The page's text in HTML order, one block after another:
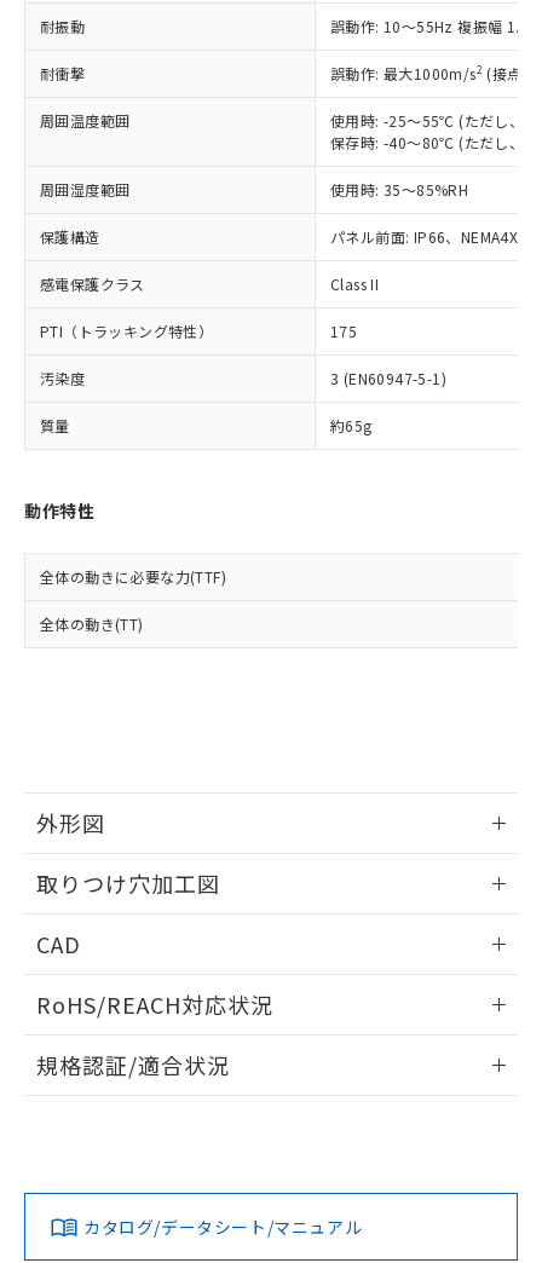
耐振動 誤動作: 10～55Hz 複振幅
耐衝撃 誤動作: 最大1000m/s2 (接点
周囲温度範囲
使用時: -25～55℃ (ただし、氷
保存時: -40～80℃ (ただし、氷
周囲湿度範囲 使用時: 35～85%RH
保護構造 パネル前面: IP66、NEMA4X,
感電保護クラス Class II
PTI（トラッキング特性） 175
汚染度 3 (EN60947-5-1)
質量 約65g
動作特性
全体の動きに必要な力(TTF)
全体の動き(TT)
外形図
取りつけ穴加工図
CAD
ドすることができます。
ログイン/会員登録
ダウンロードデータをご利用いただく前に、以下を必ずお読
みください。
ソフトウェアの使用条件
RoHS/REACH対応状況
EU RoHS 注意事項・凡例
対応済み
規格認証/適合状況
カタログ/データシート/マニュアル
記載している更新日時点での社内デー
タに基づき作成されるものであり、閲
覧された時点での実際の在庫および標
準価格とは異なる場合があることをご
正式な納期状況および標準価格はお客
様のお取引先、またはお客様担当のオ
ムロン制御機器販売店・当社販売員に
オムロン制御機器販売店や当社販売拠
販売ネットワーク
」をご確認
ください。
在庫状況および標準価格結果を当社の
事前の承諾なく第三者に漏洩または開
示しないようお願いします。
マイパーツ機能（部品リスト作成サー
ビス）をご利用いただくには、I-Web
メンバーズにご登録されている必要が
および当社の共同利用者が、当社の製
品・サービスに関するお客様との取
をご了承ください。
※当社の共同利用者とは、"個人情報
鉛(Pb) 1000ppm以下、 水銀(Hg) 1000ppm以下、 カド
六価クロム(Cr(Ⅵ)) 1000ppm以下、ポリ臭化ビフェニル
類(PBB) 1000ppm以下、ポリ臭化ジフェニルエーテル類
(PBDE) 1000ppm以下、フタル酸ビス(2-エチルヘキシ
ル) (DEHP)(別名：DOP) 1000ppm以下、フタル酸ブチ
ルベンジル（BBP） 1000ppm以下、フタル酸ジブチル
（DBP） 1000ppm以下、フタル酸ジイソブチル
(DIBP) 1000ppm以下
但し、RoHS指令で産業用監視および制御機器に対する
適用除外項目は除く。
フタル酸エステル類の４物質については閾値を超える意
図的な使用がないことを確認しています。
※2 対応予定月
部品在庫の切り替え状況などにより、予定
月が前後することがあります。
下記の非含有証明書をダウンロードするこ
とができます。
EU RoHS指令（10物質）の非含有証明書
物質の対応では、対応完了までの期間は出
荷製品に未対応品が混在することから備考
既に当社にて対応品への在庫切替を完了
していることから、特段のことがない限
り、2022年1月12日より割愛しておりま
*中国RoHS10物質の基準値 (GB/T26572)：
Pb(鉛) :1000ppm、 Hg(水銀) : 1000ppm、 Cd(カドミウ
Cr(Ⅵ)(六価クロム) : 1000ppm、 PBBs(ポリ臭化ビフェ
ニル類) : 1000ppm、 PBDEs(ポリ臭化ジフェニルエーテ
ル) : 1000ppm、
DEHP(フタル酸ビス(2-エチルヘキシル)) : 1000ppm
※2 環境保護使用期限
「ｅ」：有害物質（10物質）のすべてが基
準値以下であることを示します。
「10」：通常の使用状況下において有害物
質が外部に漏えいし、環境に深刻な影響を
及ぼさない年数を意味します。
（以下｢規制貨物等」という）を輸出
または国外への提供する場合は、日本
国政府の輸出許可(または役務取引許
可)を取得するなどの必要な手続きを
当社は規制貨物を破棄する場合は、完
全に破砕するなど、違法に輸出されな
いよう必要な手段を講じます。
当社は貴社製品を、核兵器、ミサイ
ル、化学兵器、生物兵器またはその他
武器並びにこれらの製造装置等に一切
使用いたしません。
当社は、貴社製品を第三者に販売する
場合は、上記1、2および3の内容を当
該第三者に通知します。また当社は、
販売先および販売に係わる関係者が違
法に輸出するおそれがある場合は、取
り引きをいたしません。
○ 一定数以上の在庫あり
△ 一定数には満たないが在庫あり
在庫なし(最新の在庫状況につ
いては、お客様のお取引先、ま
たはお客様担当のオムロン制御
機器販売店・当社販売員にご確
認ください)
受注生産機種、また在庫状況の
情報を公開していない機種